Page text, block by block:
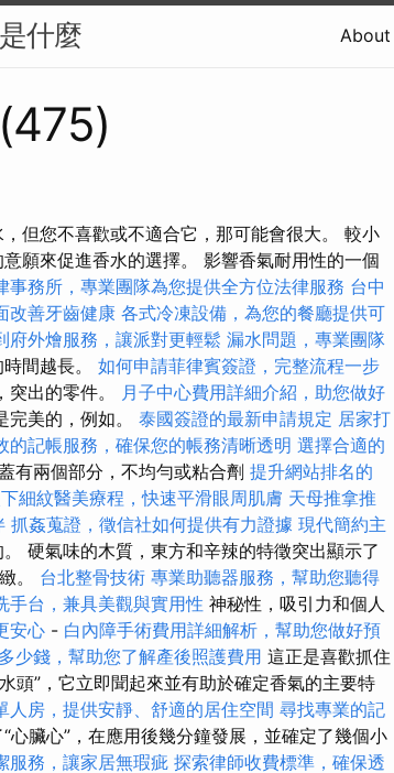
什麼 About
但您不喜歡或不適合它，那可能會很大。 較小
願來促進香水的選擇。 影響香氣耐用性的一個
事務所，專業團隊為您提供全方位法律服務 台中
改善牙齒健康 各式冷凍設備，為您的餐廳提供可
府外燴服務，讓派對更輕鬆 漏水問題，專業團隊
間越長。 如何申請菲律賓簽證，完整流程一步
突出的零件。
月子中心費用詳細介紹，助您做好
完美的，例如。 泰國簽證的最新申請規定 居家打
的記帳服務，確保您的帳務清晰透明 選擇合適的
有兩個部分，不均勻或粘合劑 提升網站排名的
細紋醫美療程，快速平滑眼周肌膚 天母推拿推
抓姦蒐證，徵信社如何提供有力證據 現代簡約主
硬氣味的木質，東方和辛辣的特徵突出顯示了
。 台北整骨技術 專業助聽器服務，幫助您聽得
手台，兼具美觀與實用性 神秘性，吸引力和個人
安心 - 白內障手術費用詳細解析，幫助您做好預
少錢，幫助您了解產後照護費用 這正是喜歡抓住
頭”，它立即聞起來並有助於確定香氣的主要特
人房，提供安靜、舒適的居住空間 尋找專業的記
心臟心”，在應用後幾分鐘發展，並確定了幾個小
服務，讓家居無瑕疵 探索律師收費標準，確保透